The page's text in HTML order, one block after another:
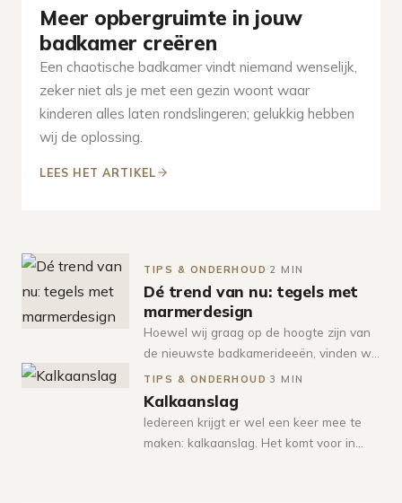
Meer opbergruimte in jouw
badkamer creëren
Een chaotische badkamer vindt niemand wenselijk,
zeker niet als je met een gezin woont waar
kinderen alles laten rondslingeren; gelukkig hebben
wij de oplossing.
LEES HET ARTIKEL
TIPS & ONDERHOUD 2 MIN
Dé trend van nu: tegels met
marmerdesign
Hoewel wij graag op de hoogte zijn van
de nieuwste badkamerideeën, vinden wij
een lange levensduur van de stijl één van
de belangrijkste elementen bij een
ontwerp.
TIPS & ONDERHOUD 3 MIN
Kalkaanslag
Iedereen krijgt er wel een keer mee te
maken: kalkaanslag. Het komt voor in